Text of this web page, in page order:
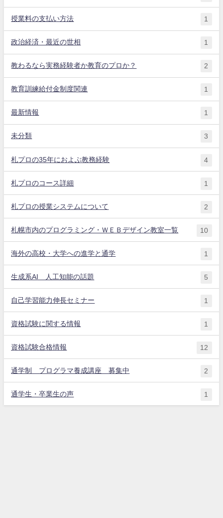
授業料の支払い方法 1
政治経済・最近の世相 1
教わるなら実務経験者か教育のプロか？ 2
教育訓練給付金制度関連 1
最新情報 1
未分類 3
札プロの35年におよぶ教務経験 4
札プロのコース詳細 1
札プロの授業システムについて 2
札幌市内のプログラミング・ＷＥＢデザイン教室一覧 10
海外の高校・大学への進学と通学 1
生成系AI 人工知能の話題 5
自己学習能力伸長セミナー 1
資格試験に関する情報 1
資格試験合格情報 12
通学制 プログラマ養成講座 募集中 2
通学生・卒業生の声 1